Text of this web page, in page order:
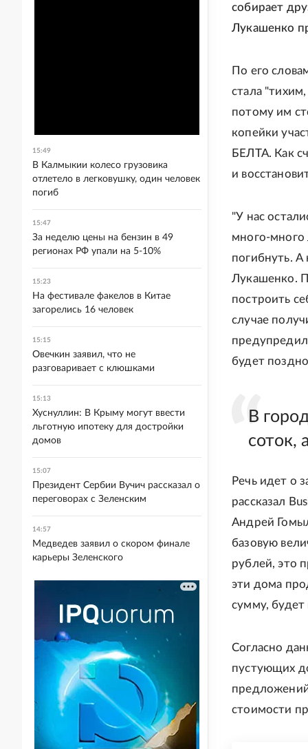
собирает
Лукашенко
По его
стала
потому им
копейки
БЕЛТА. Как
и
"У нас
много-
погибнуть. А
Лукашенко.
построить
случае
будет
В
соток,
Речь идет о
рассказал
Андрей
базовую
рублей, это
эти дома
сумму, будет
Согласно
пустующих
стоимости
15:49
В Калмыкии колесо грузовика
отлетело в легковушку, один человек
погиб
15:47
За неделю цены на бензин в 49
регионах РФ упали на 5-10%
15:23
На фестивале факелов в Китае
загорелись 16 человек
15:15
Овечкин заявил, что не
разговаривает с клюшками
15:13
Хуснуллин: В Крыму могут ввести
льготную ипотеку для достройки
домов
15:07
Президент Сербии Вучич рассказал о
переговорах с Зеленским
14:57
Медведев заявил о скором финале
карьеры Зеленского